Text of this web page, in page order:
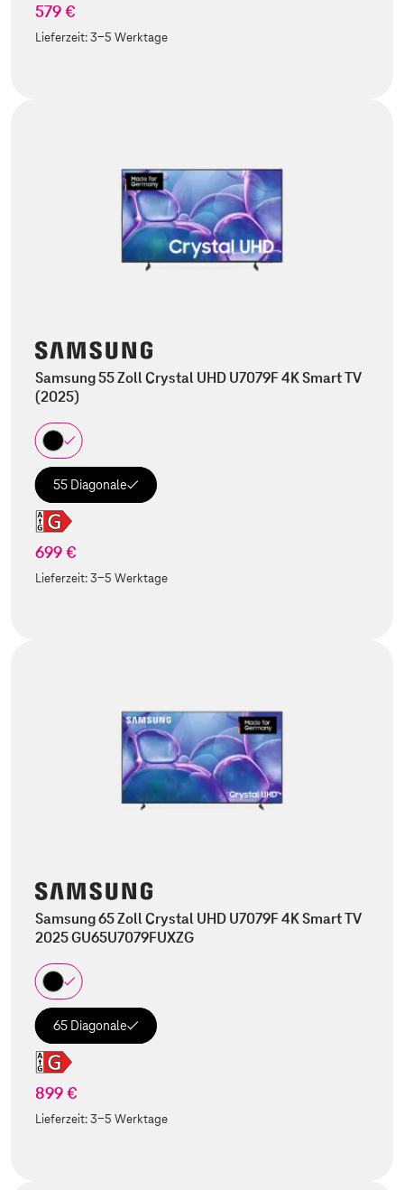
579 €
Lieferzeit:3-5 Werktage
Samsung 55 Zoll Crystal UHD U7079F 4K Smart TV
(2025)
55 Diagonale
699 €
Lieferzeit:3-5 Werktage
Samsung 65 Zoll Crystal UHD U7079F 4K Smart TV
2025 GU65U7079FUXZG
65 Diagonale
899 €
Lieferzeit:3-5 Werktage